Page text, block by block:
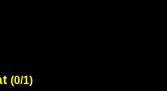
(0/1)